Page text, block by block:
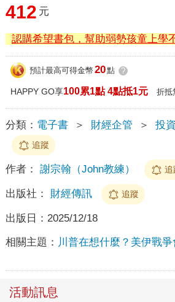
412 元
認購希望書包，幫助弱勢孩童上學
預計最高可得金幣 20點 ?
HAPPY GO享100累1點 4點抵1元 折抵
分類： 電子書 ＞ 財經企管 ＞ 投
追蹤
作者： 謝宗翰（John教練） 追
出版社： 財經傳訊 追蹤
出版日： 2025/12/18
相關主題： 川普在想什麼？美伊戰爭
活動訊息